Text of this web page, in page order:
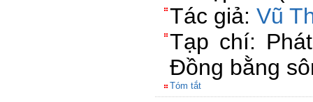
Tác giả: Vũ
Tạp chí:
Đồng bằng
Tóm tắt